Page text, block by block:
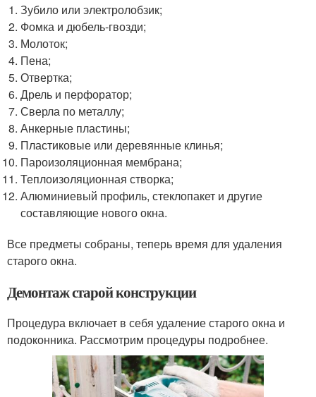
Зубило или электролобзик;
Фомка и дюбель-гвозди;
Молоток;
Пена;
Отвертка;
Дрель и перфоратор;
Сверла по металлу;
Анкерные пластины;
Пластиковые или деревянные клинья;
Пароизоляционная мембрана;
Теплоизоляционная створка;
Алюминиевый профиль, стеклопакет и другие
составляющие нового окна.
Все предметы собраны, теперь время для удаления
старого окна.
Демонтаж старой конструкции
Процедура включает в себя удаление старого окна и
подоконника. Рассмотрим процедуры подробнее.